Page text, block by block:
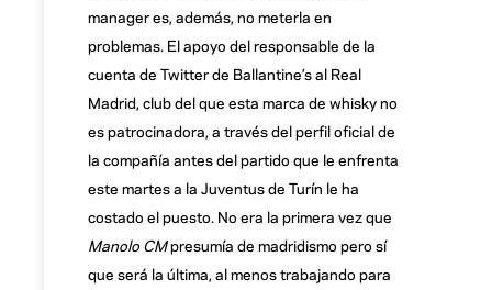
manager es, además, no meterla en
problemas. El apoyo del responsable de la
cuenta de Twitter de Ballantine’s al Real
Madrid, club del que esta marca de whisky no
es patrocinadora, a través del perfil oficial de
la compañía antes del partido que le enfrenta
este martes a la Juventus de Turín le ha
costado el puesto. No era la primera vez que
Manolo CMpresumía de madridismo pero sí
que será la última, al menos trabajando para